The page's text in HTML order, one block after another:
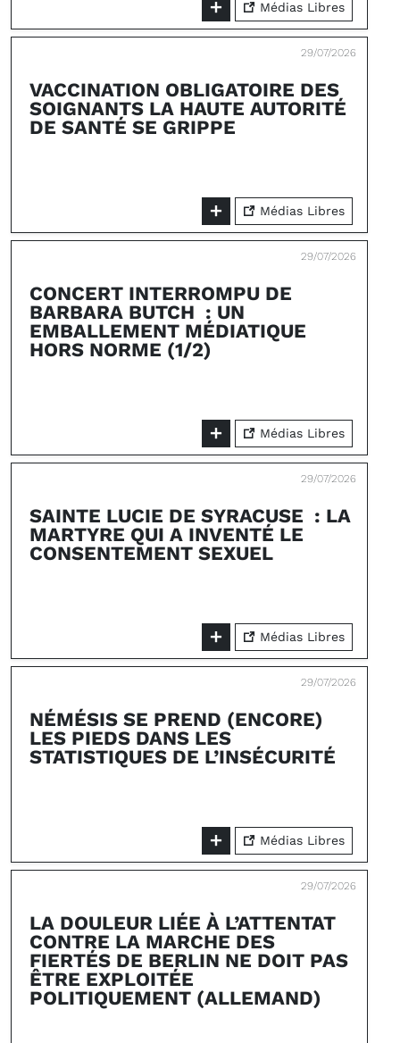
Médias Libres
29/07/2026
VACCINATION OBLIGATOIRE DES
SOIGNANTS LA HAUTE AUTORITÉ
DE SANTÉ SE GRIPPE
Médias Libres
29/07/2026
CONCERT INTERROMPU DE
BARBARA BUTCH : UN
EMBALLEMENT MÉDIATIQUE
HORS NORME (1/2)
Médias Libres
29/07/2026
SAINTE LUCIE DE SYRACUSE : LA
MARTYRE QUI A INVENTÉ LE
CONSENTEMENT SEXUEL
Médias Libres
29/07/2026
NÉMÉSIS SE PREND (ENCORE)
LES PIEDS DANS LES
STATISTIQUES DE L’INSÉCURITÉ
Médias Libres
29/07/2026
LA DOULEUR LIÉE À L’ATTENTAT
CONTRE LA MARCHE DES
FIERTÉS DE BERLIN NE DOIT PAS
ÊTRE EXPLOITÉE
POLITIQUEMENT (ALLEMAND)